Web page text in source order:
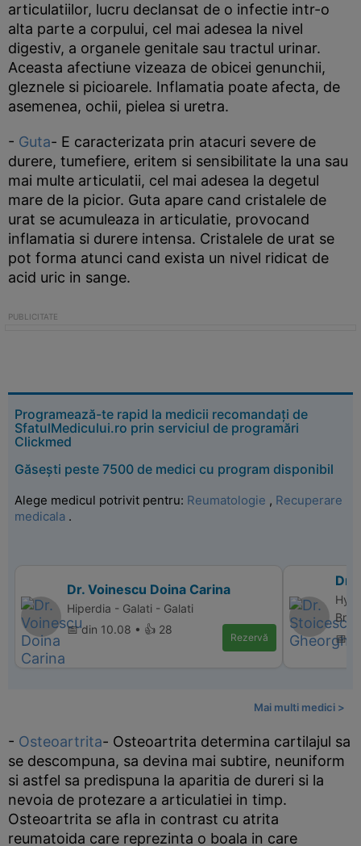
articulatiilor, lucru declansat de o infectie intr-o
alta parte a corpului, cel mai adesea la nivel
digestiv, a organele genitale sau tractul urinar.
Aceasta afectiune vizeaza de obicei genunchii,
gleznele si picioarele. Inflamatia poate afecta, de
asemenea, ochii, pielea si uretra.
- Guta- E caracterizata prin atacuri severe de
durere, tumefiere, eritem si sensibilitate la una sau
mai multe articulatii, cel mai adesea la degetul
mare de la picior. Guta apare cand cristalele de
urat se acumuleaza in articulatie, provocand
inflamatia si durere intensa. Cristalele de urat se
pot forma atunci cand exista un nivel ridicat de
acid uric in sange.
Programează-te rapid la medicii recomandați de
SfatulMedicului.ro prin serviciul de programări
Clickmed
Găsești peste 7500 de medici cu program disponibil
Alege medicul potrivit pentru: Reumatologie , Recuperare
medicala .
Dr. Voinescu Doina Carina
Hiperdia - Galati - Galati
📅 din 10.08 • 👍 28
Rezervă
Dr.
📅
Mai multi medici >
- Osteoartrita- Osteoartrita determina cartilajul sa
se descompuna, sa devina mai subtire, neuniform
si astfel sa predispuna la aparitia de dureri si la
nevoia de protezare a articulatiei in timp.
Osteoartrita se afla in contrast cu atrita
reumatoida care reprezinta o boala in care